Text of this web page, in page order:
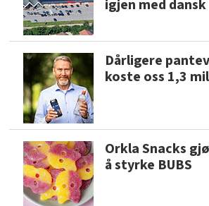
igjen med
Dårligere
koste oss 1,3
Orkla Snacks
å styrke BUBS